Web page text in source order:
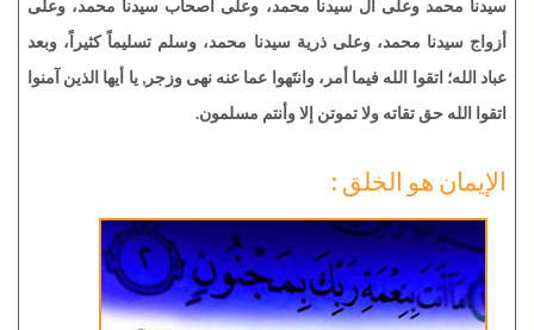
سيدنا محمد وعلى آل سيدنا محمد، وعلى أصحاب سيدنا محمد، وعلى
أزواج سيدنا محمد، وعلى ذرية سيدنا محمد، وسلم تسليماً كثيراً، وبعد
عباد الله؛ اتقوا الله فيما أمر، وانتَهوا عما عنه نهى وزجر, يا أيها الذين آمنوا
اتقوا الله حق تقاته ولا تموتن إلا وأنتم مسلمون.
الإيمان هو الخلق :